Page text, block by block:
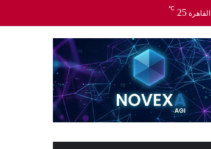
القاهرة 25
℃